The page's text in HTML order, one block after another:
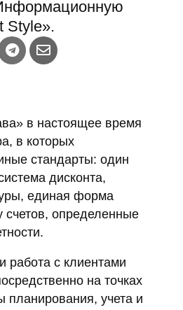
Style».
в настоящее время
в которых
стандарты: один
дисконта,
единая форма
определенные
работа с клиентами
на точках
планирования, учета и